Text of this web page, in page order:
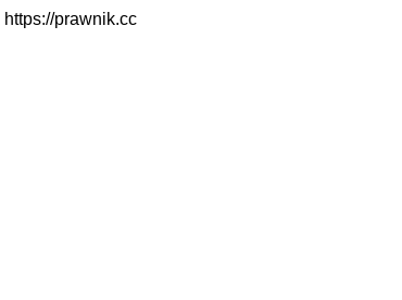
https://prawnik.cc